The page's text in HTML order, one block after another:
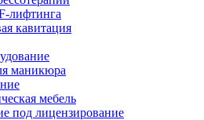
лифтинга
кавитация
маникюра
мебель
под лицензирование